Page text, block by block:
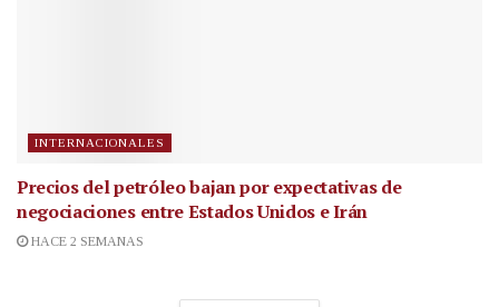
INTERNACIONALES
Precios del petróleo bajan por expectativas de
negociaciones entre Estados Unidos e Irán
HACE 2 SEMANAS